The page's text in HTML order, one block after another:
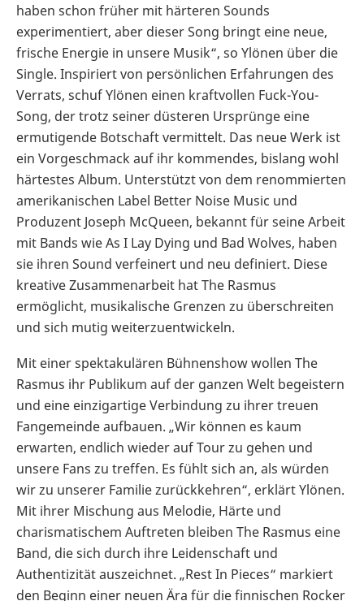
haben schon früher mit härteren Sounds
experimentiert, aber dieser Song bringt eine neue,
frische Energie in unsere Musik“, so Ylönen über die
Single. Inspiriert von persönlichen Erfahrungen des
Verrats, schuf Ylönen einen kraftvollen Fuck-You-
Song, der trotz seiner düsteren Ursprünge eine
ermutigende Botschaft vermittelt. Das neue Werk ist
ein Vorgeschmack auf ihr kommendes, bislang wohl
härtestes Album. Unterstützt von dem renommierten
amerikanischen Label Better Noise Music und
Produzent Joseph McQueen, bekannt für seine Arbeit
mit Bands wie As I Lay Dying und Bad Wolves, haben
sie ihren Sound verfeinert und neu definiert. Diese
kreative Zusammenarbeit hat The Rasmus
ermöglicht, musikalische Grenzen zu überschreiten
und sich mutig weiterzuentwickeln.
Mit einer spektakulären Bühnenshow wollen The
Rasmus ihr Publikum auf der ganzen Welt begeistern
und eine einzigartige Verbindung zu ihrer treuen
Fangemeinde aufbauen. „Wir können es kaum
erwarten, endlich wieder auf Tour zu gehen und
unsere Fans zu treffen. Es fühlt sich an, als würden
wir zu unserer Familie zurückkehren“, erklärt Ylönen.
Mit ihrer Mischung aus Melodie, Härte und
charismatischem Auftreten bleiben The Rasmus eine
Band, die sich durch ihre Leidenschaft und
Authentizität auszeichnet. „Rest In Pieces“ markiert
den Beginn einer neuen Ära für die finnischen Rocker